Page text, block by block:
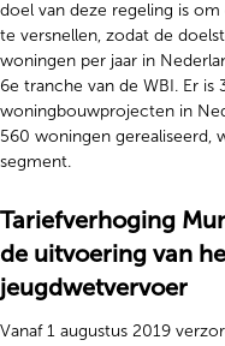
doel van deze regeling is
te versnellen, zodat de
woningen per jaar in
6e tranche van de WBI. Er
woningbouwprojecten in
560 woningen gerealiseerd,
segment.
Tariefverhoging
de uitvoering van
jeugdwetvervoer
Vanaf 1 augustus 2019